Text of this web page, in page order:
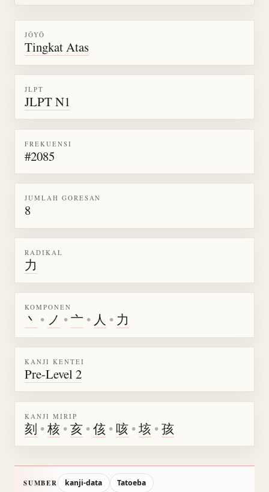
JŌYŌ
Tingkat Atas
JLPT
JLPT N1
FREKUENSI
#2085
JUMLAH GORESAN
8
RADIKAL
力
KOMPONEN
丶 • ノ •亠 • 人 • 力
KANJI KENTEI
Pre-Level 2
KANJI MIRIP
刻 •核 •亥 •侅 •咳 •垓 •孩
SUMBER kanji-data Tatoeba